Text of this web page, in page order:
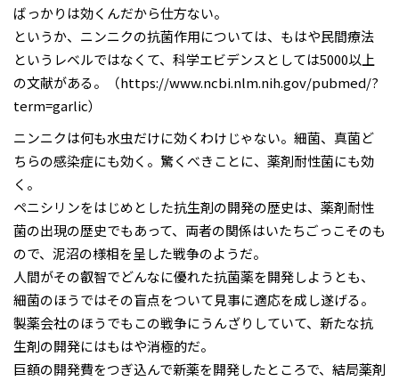
ばっかりは効くんだから仕方ない。
というか、ニンニクの抗菌作用については、もはや民間療法
というレベルではなくて、科学エビデンスとしては5000以上
の文献がある。（https://www.ncbi.nlm.nih.gov/pubmed/?
term=garlic）
ニンニクは何も水虫だけに効くわけじゃない。細菌、真菌ど
ちらの感染症にも効く。驚くべきことに、薬剤耐性菌にも効
く。
ペニシリンをはじめとした抗生剤の開発の歴史は、薬剤耐性
菌の出現の歴史でもあって、両者の関係はいたちごっこそのも
ので、泥沼の様相を呈した戦争のようだ。
人間がその叡智でどんなに優れた抗菌薬を開発しようとも、
細菌のほうではその盲点をついて見事に適応を成し遂げる。
製薬会社のほうでもこの戦争にうんざりしていて、新たな抗
生剤の開発にはもはや消極的だ。
巨額の開発費をつぎ込んで新薬を開発したところで、結局薬剤